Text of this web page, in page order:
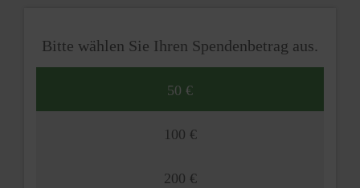
Bitte wählen Sie Ihren Spendenbetrag aus.
50 €
100 €
200 €